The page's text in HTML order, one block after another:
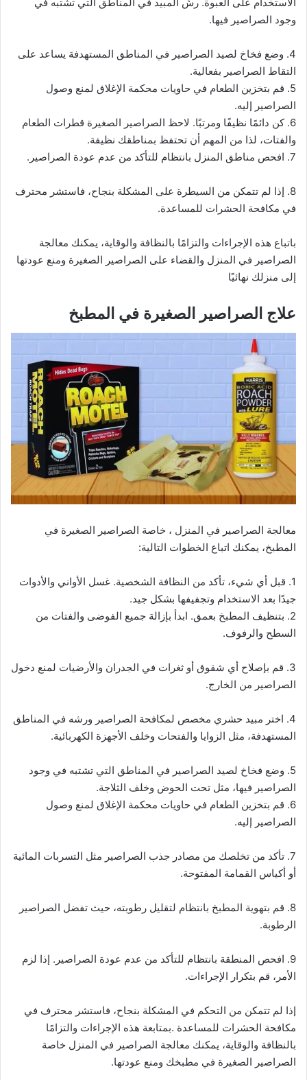
وجود الصراصير فيها.
4. وضع فخاخ لصيد الصراصير في المناطق المستهدفة يساعد على
التقاط الصراصير بفعالية.
5. قم بتخزين الطعام في حاويات محكمة الإغلاق لمنع وصول
الصراصير إليه.
6. كن دائمًا نظيفًا ومرتبًا. لاحظ الصراصير الصغيرة قطرات الطعام
والفتات، لذا من المهم أن تحتفظ بمناطقك نظيفة.
7. افحص مناطق المنزل بانتظام للتأكد من عدم عودة الصراصير.
8. إذا لم تتمكن من السيطرة على المشكلة بنجاح، فاستشر محترف
في مكافحة الحشرات للمساعدة.
باتباع هذه الإجراءات والتزامًا بالنظافة والوقاية، يمكنك معالجة
الصراصير في المنزل والقضاء على الصراصير الصغيرة ومنع عودتها
إلى منزلك نهائيًا
علاج الصراصير الصغيرة في المطبخ
معالجة الصراصير في المنزل ، خاصة الصراصير الصغيرة في
المطبخ، يمكنك اتباع الخطوات التالية:
1. قبل أي شيء، تأكد من النظافة الشخصية. غسل الأواني والأدوات
جيدًا بعد الاستخدام وتجفيفها بشكل جيد.
2. بتنظيف المطبخ بعمق. ابدأ بإزالة جميع الفوضى والفتات من
السطح والرفوف.
3. قم بإصلاح أي شقوق أو ثغرات في الجدران والأرضيات لمنع دخول
الصراصير من الخارج.
4. اختر مبيد حشري مخصص لمكافحة الصراصير ورشه في المناطق
المستهدفة، مثل الزوايا والفتحات وخلف الأجهزة الكهربائية.
5. وضع فخاخ لصيد الصراصير في المناطق التي تشتبه في وجود
الصراصير فيها، مثل تحت الحوض وخلف الثلاجة.
6. قم بتخزين الطعام في حاويات محكمة الإغلاق لمنع وصول
الصراصير إليه.
7. تأكد من تخلصك من مصادر جذب الصراصير مثل التسربات المائية
أو أكياس القمامة المفتوحة.
8. قم بتهوية المطبخ بانتظام لتقليل رطوبته، حيث تفضل الصراصير
الرطوبة.
9. افحص المنطقة بانتظام للتأكد من عدم عودة الصراصير. إذا لزم
الأمر، قم بتكرار الإجراءات.
إذا لم تتمكن من التحكم في المشكلة بنجاح، فاستشر محترف في
مكافحة الحشرات للمساعدة .بمتابعة هذه الإجراءات والتزامًا
بالنظافة والوقاية، يمكنك معالجة الصراصير في المنزل خاصة
الصراصير الصغيرة في مطبخك ومنع عودتها.